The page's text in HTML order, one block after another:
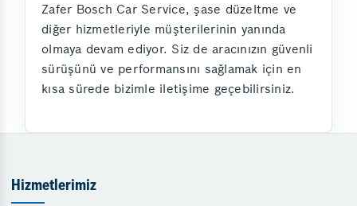
Zafer Bosch Car Service, şase düzeltme ve
diğer hizmetleriyle müşterilerinin yanında
olmaya devam ediyor. Siz de aracınızın güvenli
sürüşünü ve performansını sağlamak için en
kısa sürede bizimle iletişime geçebilirsiniz.
Hizmetlerimiz